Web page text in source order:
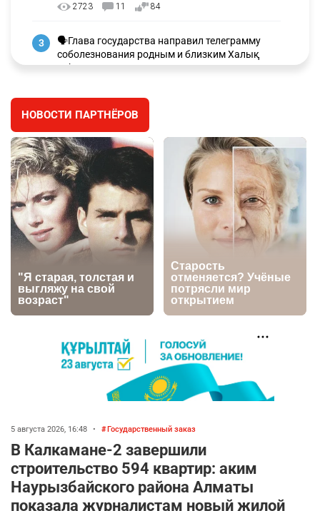
2723 11 84
3
🗣Глава государства направил телеграмму
соболезнования родным и близким Халық
қаһарманы Ивана Гапича
🇫🇷 Клуб ПСЖ объявил об открытии своей
футбольной академии в Астане
2610 2 39
5
🇺🇸🇯🇵 США и Япония провели совместную
интервенцию для спасения иены
2685 1 16
2714 6
Казахстане продолжают расти цены на
баранину и конину
2337 5 17
9 🌟 Ступень ракеты SpaceX врежется в Луну
2312 1 22
НОВОСТИ ПАРТНЁРОВ
5 августа 2026, 16:48 • Государственный заказ
В Калкамане-2 завершили
строительство 594 квартир: аким
Наурызбайского района Алматы
показала журналистам новый жилой